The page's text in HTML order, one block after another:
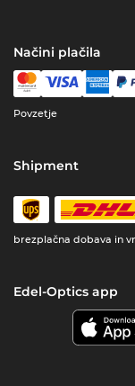
Načini plačila
Povzetje
Shipment
brezplačna dobava in
Edel-Optics app